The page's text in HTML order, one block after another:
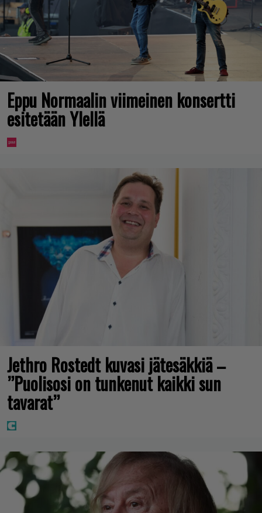
Eppu Normaalin viimeinen konsertti
esitetään Ylellä
Jethro Rostedt kuvasi jätesäkkiä –
”Puolisosi on tunkenut kaikki sun
tavarat”